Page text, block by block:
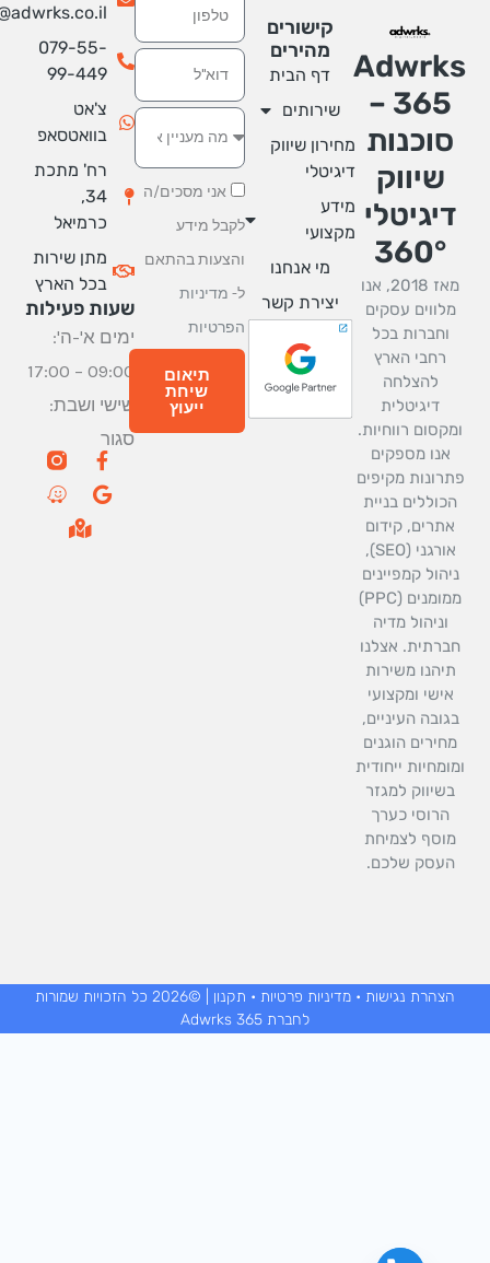
365 –
סוכנות
שיווק
דיגיטלי
360°
מאז 2018, אנו
מלווים עסקים
וחברות בכל
רחבי הארץ
להצלחה
דיגיטלית
רווחיות.
אנו מספקים
מקיפים
בניית
אתרים, קידום
אורגני (SEO),
קמפיינים
ממומנים (PPC)
וניהול מדיה
אצלנו
תיהנו משירות
אישי ומקצועי
העיניים,
הוגנים
ייחודית
בשיווק למגזר
הרוסי כערך
מוסף לצמיחת
העסק שלכם.
info@adwrks.co.il
079-55-
99-449
צ'אט
בוואטסאפ
רח' מתכת
כרמיאל
מתן שירות
בכל הארץ
שעות פעילות
ימים א'-ה':
09:00 – 17:00
שישי ושבת:
סגור
e
M
p
אימייל
אני מסכים/ה
לקבל מידע
והצעות בהתאם
ל- מדיניות
הפרטיות
תיאום
שיחת
ייעוץ
קישורים
מהירים
דף הבית
שירותים
מחירון שיווק
דיגיטלי
מידע
מקצועי
מי אנחנו
יצירת קשר
הצהרת נגישות•מדיניות פרטיות•תקנון
| ©2026 כל הזכויות שמורות
לחברת Adwrks 365